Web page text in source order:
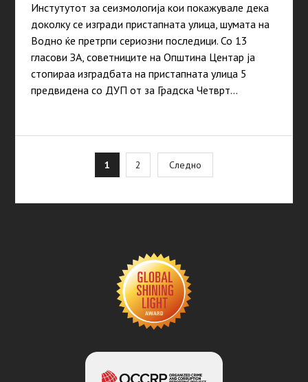
Инстутутот за сеизмологија кои покажувале дека
доколку се изгради пристапната улица, шумата на
Водно ќе претрпи сериозни последици. Со 13
гласови ЗА, советниците на Општина Центар ја
стопираа изградбата на пристапната улица 5
предвидена со ДУП от за Градска Четврт…
pagination
1 2 Следно